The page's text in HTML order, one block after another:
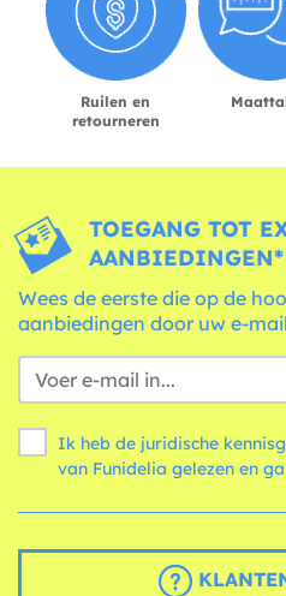
Ruilen en
retourneren
TOEGANG TOT
AANBIEDINGEN*
Wees de eerste die op de
aanbiedingen door uw e-
Ik heb de juridische
van Funidelia gelezen en